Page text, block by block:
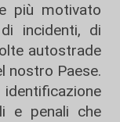
più motivato
incidenti, di
autostrade
nostro Paese.
e penali che